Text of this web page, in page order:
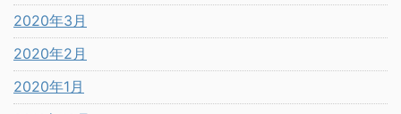
2020年3月
2020年2月
2020年1月